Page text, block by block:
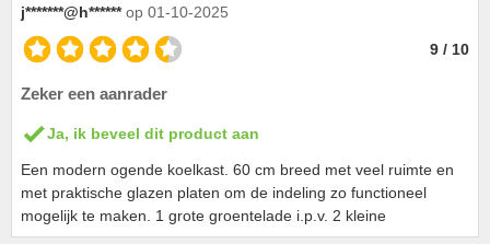
j*******@h****** op 01-10-2025
9 / 10
Zeker een aanrader
Ja, ik beveel dit product aan
Een modern ogende koelkast. 60 cm breed met veel ruimte en
met praktische glazen platen om de indeling zo functioneel
mogelijk te maken. 1 grote groentelade i.p.v. 2 kleine